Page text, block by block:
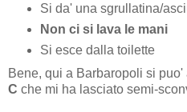
Si da' una sgrullatina/
Non ci si lava le mani
Si esce dalla toilette
Bene, qui a Barbaropoli si
C che mi ha lasciato semi-